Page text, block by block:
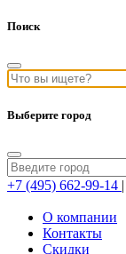
Поиск
Выберите город
+7 (495) 662-99-14 |
О компании
Контакты
Скидки